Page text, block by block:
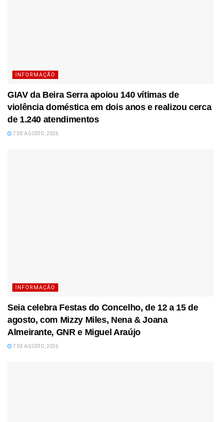
INFORMAÇÃO
GIAV da Beira Serra apoiou 140 vítimas de
violência doméstica em dois anos e realizou cerca
de 1.240 atendimentos
7 DE AGOSTO, 2026
INFORMAÇÃO
Seia celebra Festas do Concelho, de 12 a 15 de
agosto, com Mizzy Miles, Nena & Joana
Almeirante, GNR e Miguel Araújo
7 DE AGOSTO, 2026